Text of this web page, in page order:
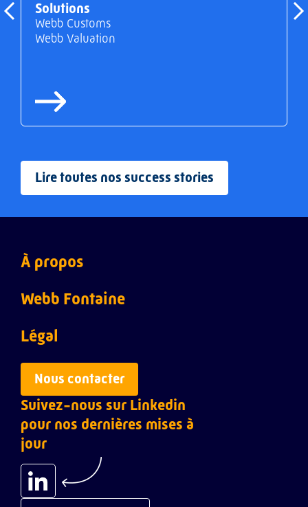
Solutions
Webb Customs
Webb Valuation
Lire toutes nos success stories
À propos
Webb ACI
Webb Customs
Webb Inspection
Webb Ports
Webb Risk Intelligence
Webb Single Window
Webb Fontaine
À propos
Notre équipe dirigeante
Carrières
Nos success stories
Ressources
Légal
Politique de confidentialité
Nous contacter
Suivez-nous sur Linkedin
pour nos dernières mises à
jour